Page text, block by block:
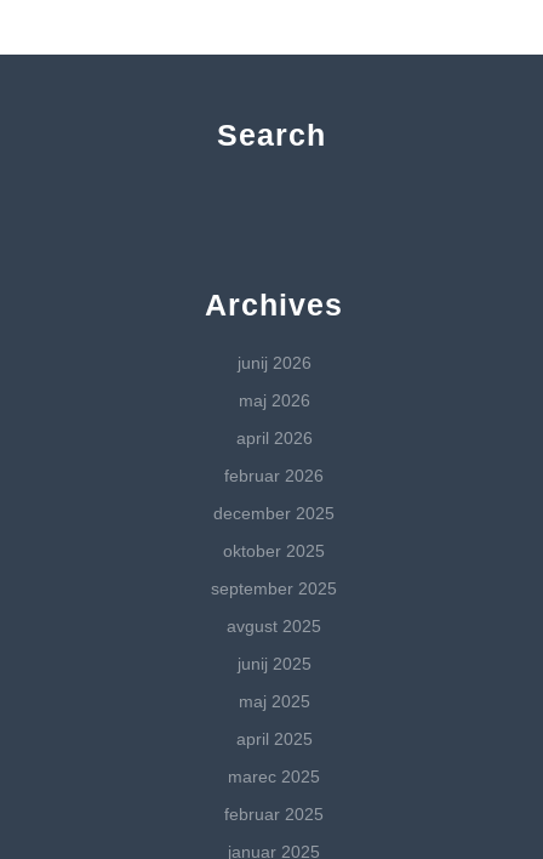
Search
Archives
junij 2026
maj 2026
april 2026
februar 2026
december 2025
oktober 2025
september 2025
avgust 2025
junij 2025
maj 2025
april 2025
marec 2025
februar 2025
januar 2025